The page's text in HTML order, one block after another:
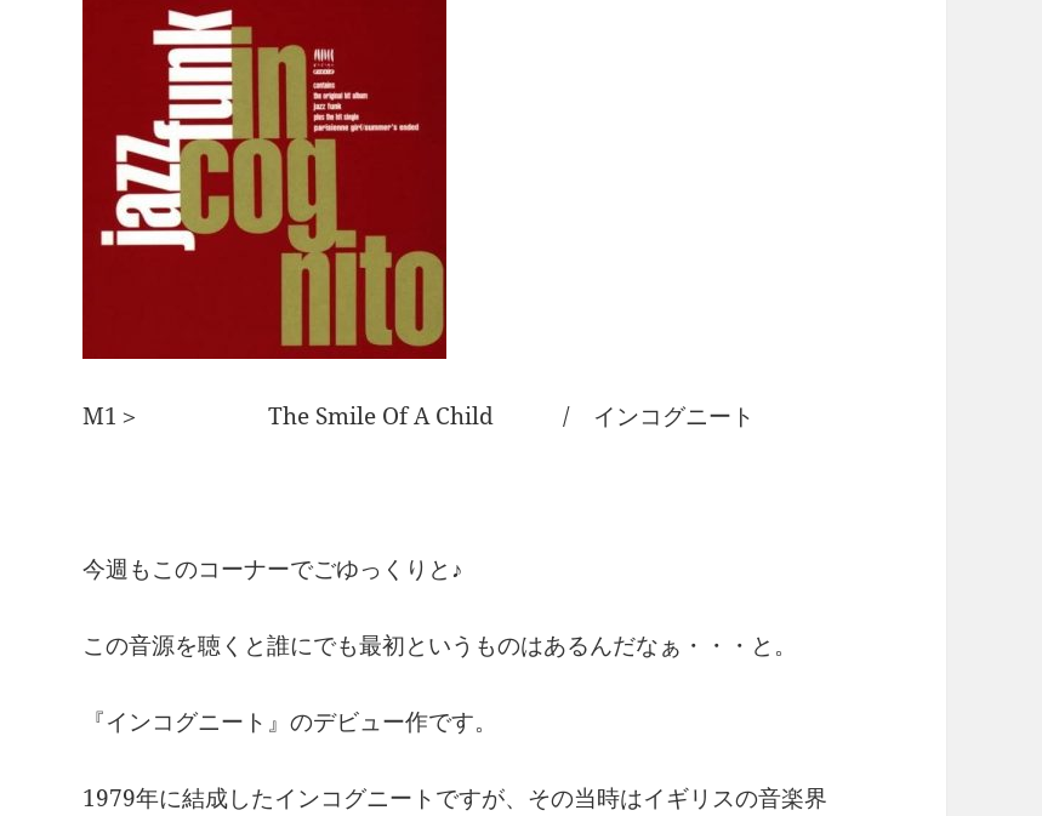
M1＞ The Smile Of A Child / インコグニート
今週もこのコーナーでごゆっくりと♪
この音源を聴くと誰にでも最初というものはあるんだなぁ・・・と。
『インコグニート』のデビュー作です。
1979年に結成したインコグニートですが、その当時はイギリスの音楽界